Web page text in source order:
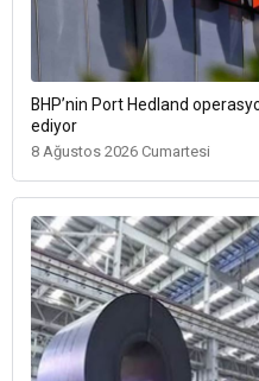
BHP’nin Port Hedland
ediyor
8 Ağustos 2026 Cumartesi